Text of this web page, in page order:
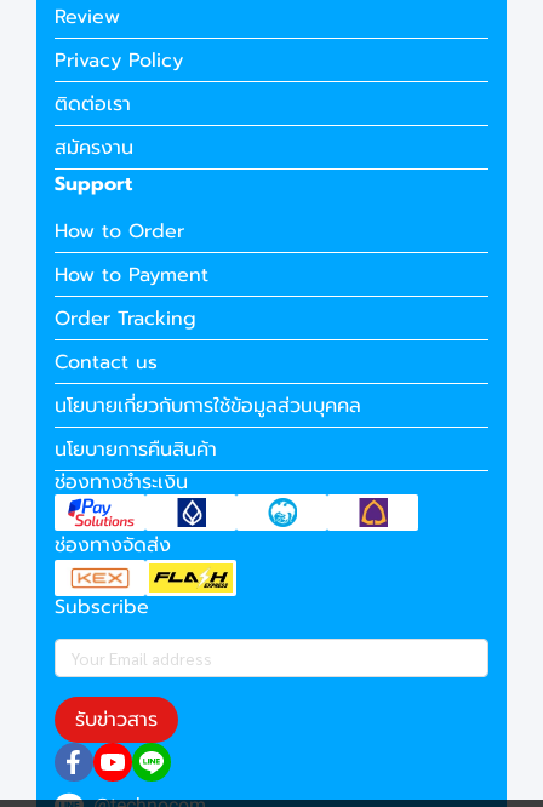
Review
Privacy Policy
ติดต่อเรา
สมัครงาน
Support
How to Order
How to Payment
Order Tracking
Contact us
นโยบายเกี่ยวกับการใช้ข้อมูลส่วนบุคคล
นโยบายการคืนสินค้า
ช่องทางชำระเงิน
ช่องทางจัดส่ง
Subscribe
รับข่าวสาร